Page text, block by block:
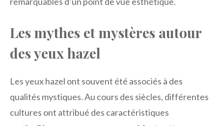
Les mythes et mystères autour
des yeux hazel
Les yeux hazel ont souvent été associés à des
qualités mystiques. Au cours des siècles, différentes
cultures ont attribué des caractéristiques